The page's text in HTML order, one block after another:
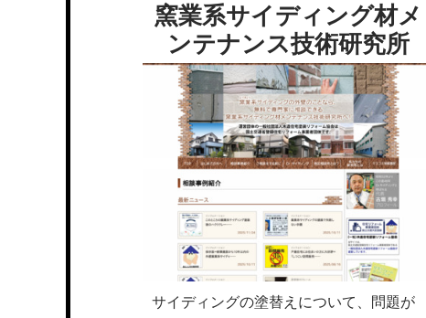
窯業系サイディング材メ
ンテナンス技術研究所
サイディングの塗替えについて、問題が